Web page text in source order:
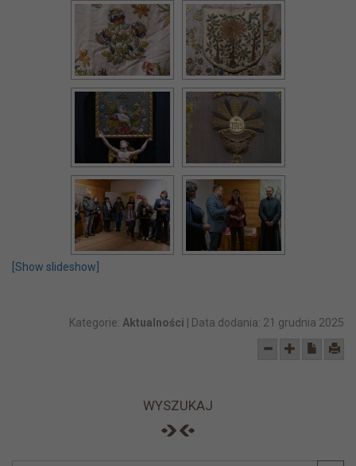
[Show slideshow]
Kategorie: Aktualności | Data dodania: 21 grudnia 2025
WYSZUKAJ